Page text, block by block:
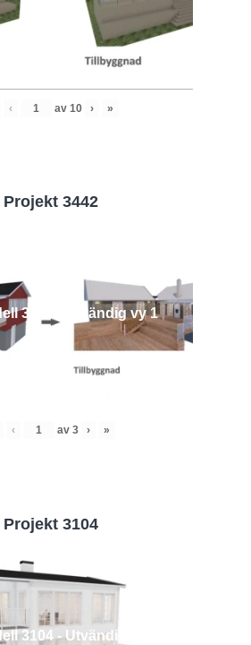
‹ av 10 › »
Projekt 3442
3442 - Utvändig vy 1
‹ av 3 › »
Projekt 3104
3104 - Utvändig vy 2